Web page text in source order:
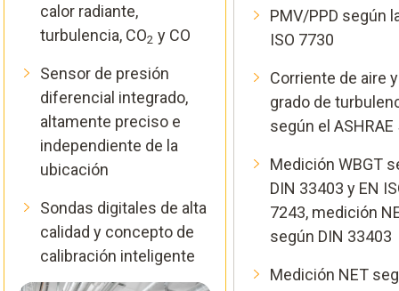
calor radiante,
turbulencia, CO2 y CO
Sensor de presión
diferencial integrado,
altamente preciso e
independiente de la
ubicación
Sondas digitales de alta
calidad y concepto de
calibración inteligente
PMV/PPD según
ISO 7730
Corriente de aire y
grado de
según el ASHRAE
Medición WBGT
DIN 33403 y EN
7243, medición
según DIN 33403
Medición NET